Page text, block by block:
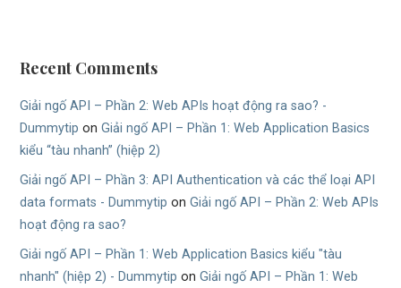
Recent Comments
Giải ngố API – Phần 2: Web APIs hoạt động ra sao? -
Dummytip onGiải ngố API – Phần 1: Web Application Basics
kiểu “tàu nhanh” (hiệp 2)
Giải ngố API – Phần 3: API Authentication và các thể loại API
data formats - Dummytip onGiải ngố API – Phần 2: Web APIs
hoạt động ra sao?
Giải ngố API – Phần 1: Web Application Basics kiểu "tàu
nhanh" (hiệp 2) - Dummytip onGiải ngố API – Phần 1: Web